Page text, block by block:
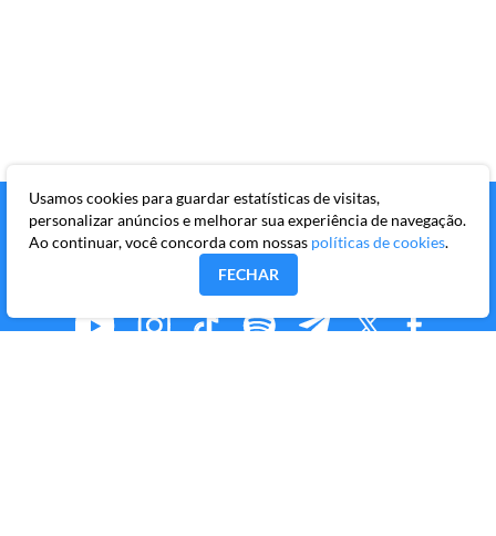
Usamos cookies para guardar estatísticas de visitas,
personalizar anúncios e melhorar sua experiência de navegação.
Ao continuar, você concorda com nossas políticas de cookies.
FECHAR